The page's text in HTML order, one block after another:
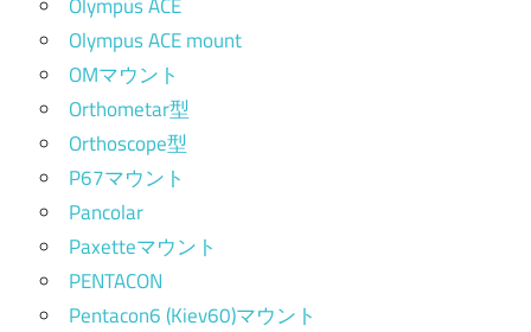
Olympus ACE mount
OMマウント
Orthometar型
Orthoscope型
P67マウント
Pancolar
Paxetteマウント
PENTACON
Pentacon6 (Kiev60)マウント